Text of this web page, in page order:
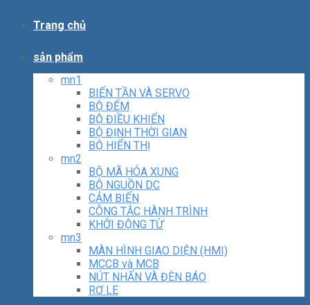
Trang chủ
sản phẩm
mn1
BIẾN TẦN VÀ SERVO
BỘ ĐẾM
BỘ ĐIỀU KHIỂN
BỘ ĐỊNH THỜI GIAN
BỘ HIỂN THỊ
mn2
BỘ MÃ HÓA XUNG
BỘ NGUỒN DC
CẢM BIẾN
CÔNG TẮC HÀNH TRÌNH
KHỞI ĐỘNG TỪ
mn3
MÀN HÌNH GIAO DIỆN (HMI)
MCCB và MCB
NÚT NHẤN VÀ ĐÈN BÁO
RƠ LE